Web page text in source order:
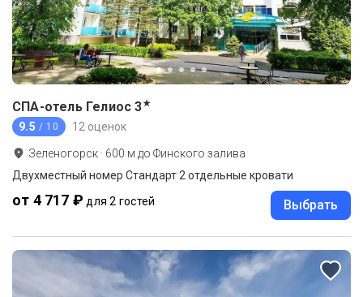
СПА-отель Гелиос 3★
9.5 / 10 12 оценок
Зеленогорск · 600 м до Финского залива
Двухместный номер Стандарт 2 отдельные кровати
от 4 717 ₽ для 2 гостей Выбрать